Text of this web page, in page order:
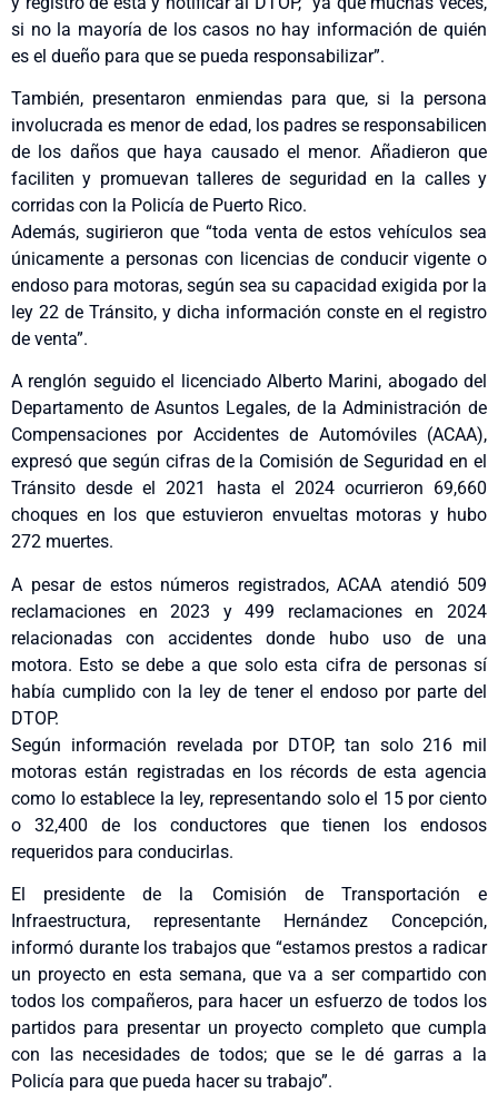
si no la mayoría de los casos no hay información de quién
es el dueño para que se pueda responsabilizar”.
También, presentaron enmiendas para que, si la persona
involucrada es menor de edad, los padres se responsabilicen
de los daños que haya causado el menor. Añadieron que
faciliten y promuevan talleres de seguridad en la calles y
corridas con la Policía de Puerto Rico.
Además, sugirieron que “toda venta de estos vehículos sea
únicamente a personas con licencias de conducir vigente o
endoso para motoras, según sea su capacidad exigida por la
ley 22 de Tránsito, y dicha información conste en el registro
de venta”.
A renglón seguido el licenciado Alberto Marini, abogado del
Departamento de Asuntos Legales, de la Administración de
Compensaciones por Accidentes de Automóviles (ACAA),
expresó que según cifras de la Comisión de Seguridad en el
Tránsito desde el 2021 hasta el 2024 ocurrieron 69,660
choques en los que estuvieron envueltas motoras y hubo
272 muertes.
A pesar de estos números registrados, ACAA atendió 509
reclamaciones en 2023 y 499 reclamaciones en 2024
relacionadas con accidentes donde hubo uso de una
motora. Esto se debe a que solo esta cifra de personas sí
había cumplido con la ley de tener el endoso por parte del
DTOP.
Según información revelada por DTOP, tan solo 216 mil
motoras están registradas en los récords de esta agencia
como lo establece la ley, representando solo el 15 por ciento
o 32,400 de los conductores que tienen los endosos
requeridos para conducirlas.
El presidente de la Comisión de Transportación e
Infraestructura, representante Hernández Concepción,
informó durante los trabajos que “estamos prestos a radicar
un proyecto en esta semana, que va a ser compartido con
todos los compañeros, para hacer un esfuerzo de todos los
partidos para presentar un proyecto completo que cumpla
con las necesidades de todos; que se le dé garras a la
Policía para que pueda hacer su trabajo”.